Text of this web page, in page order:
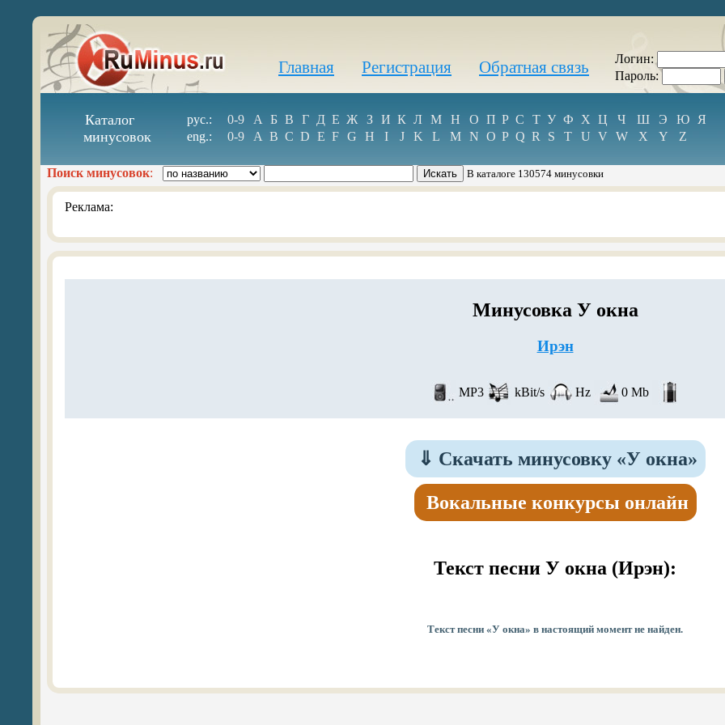
Главная Регистрация Обратная связь
Логин:
Пароль:
Каталог
минусовок
рус.: 0-9 А Б В Г Д Е Ж З И К Л М Н О П Р С Т У Ф Х Ц Ч Ш Э Ю Я
eng.:
0-9 A B C D E F G H I J K L M N O P Q R S T U V W X Y Z
Поиск минусовок: В каталоге 130574 минусовки
Реклама:
Минусовка У окна
Ирэн
MP3 kBit/s Hz 0 Mb
⇓ Скачать минусовку «У окна»
Вокальные конкурсы онлайн
Текст песни У окна (Ирэн):
Текст песни «У окна» в настоящий момент не найден.